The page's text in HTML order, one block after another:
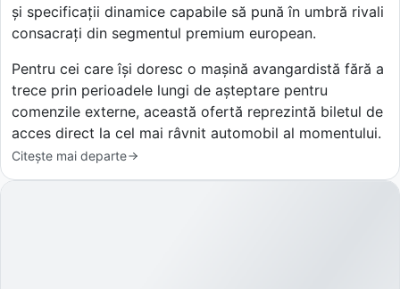
și specificații dinamice capabile să pună în umbră rivali
consacrați din segmentul premium european.
Pentru cei care își doresc o mașină avangardistă fără a
trece prin perioadele lungi de așteptare pentru
comenzile externe, această ofertă reprezintă biletul de
acces direct la cel mai râvnit automobil al momentului.
Citește mai departe